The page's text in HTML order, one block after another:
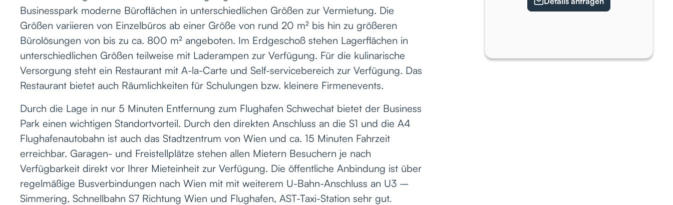
Businesspark moderne Büroflächen in unterschiedlichen Größen zur Vermietung. Die
Größen variieren von Einzelbüros ab einer Größe von rund 20 m² bis hin zu größeren
Bürolösungen von bis zu ca. 800 m² angeboten. Im Erdgeschoß stehen Lagerflächen in
unterschiedlichen Größen teilweise mit Laderampen zur Verfügung. Für die kulinarische
Versorgung steht ein Restaurant mit A-la-Carte und Self-servicebereich zur Verfügung. Das
Restaurant bietet auch Räumlichkeiten für Schulungen bzw. kleinere Firmenevents.
Durch die Lage in nur 5 Minuten Entfernung zum Flughafen Schwechat bietet der Business
Park einen wichtigen Standortvorteil. Durch den direkten Anschluss an die S1 und die A4
Flughafenautobahn ist auch das Stadtzentrum von Wien und ca. 15 Minuten Fahrzeit
erreichbar. Garagen- und Freistellplätze stehen allen Mietern Besuchern je nach
Verfügbarkeit direkt vor Ihrer Mieteinheit zur Verfügung. Die öffentliche Anbindung ist über
regelmäßige Busverbindungen nach Wien mit mit weiterem U-Bahn-Anschluss an U3 –
Simmering, Schnellbahn S7 Richtung Wien und Flughafen, AST-Taxi-Station sehr gut.